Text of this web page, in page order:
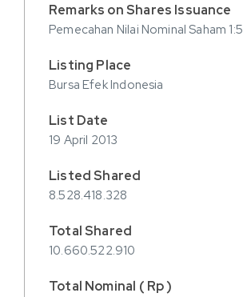
Pemecahan Nilai Nominal Saham 1:5
Bursa Efek Indonesia
19 April 2013
8.528.418.328
10.660.522.910